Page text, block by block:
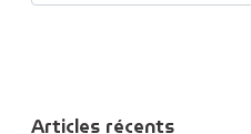
Articles récents